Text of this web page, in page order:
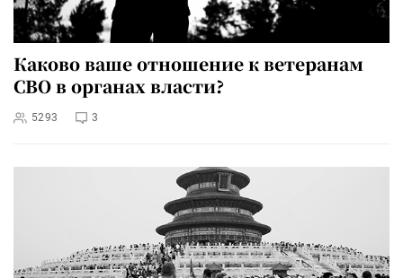
Каково ваше отношение к ветеранам
СВО в органах власти?
5293 3